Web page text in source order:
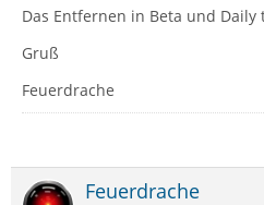
Das Entfernen in Beta und
Gruß
Feuerdrache
Feuerdrache